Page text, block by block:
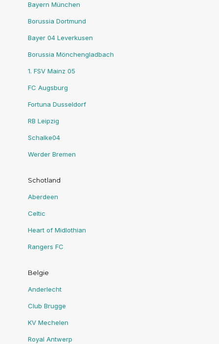
Bayern München
Borussia Dortmund
Bayer 04 Leverkusen
Borussia Mönchengladbach
1. FSV Mainz 05
FC Augsburg
Fortuna Dusseldorf
RB Leipzig
Schalke04
Werder Bremen
Schotland
Aberdeen
Celtic
Heart of Midlothian
Rangers FC
Belgie
Anderlecht
Club Brugge
KV Mechelen
Royal Antwerp